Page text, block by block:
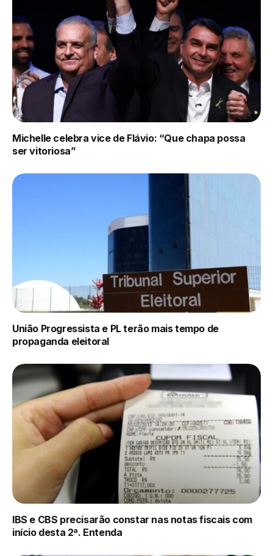
Michelle celebra vice de Flávio: “Que chapa possa
ser vitoriosa”
União Progressista e PL terão mais tempo de
propaganda eleitoral
IBS e CBS precisarão constar nas notas fiscais com
início desta 2ª. Entenda